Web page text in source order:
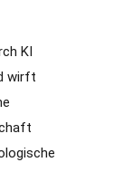
KI
wirft